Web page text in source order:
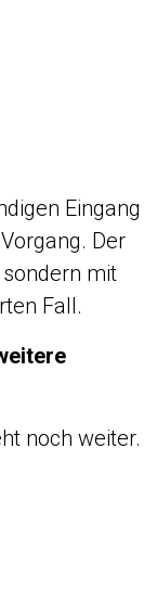
Eingang
Der
mit
Fall.
noch weiter.